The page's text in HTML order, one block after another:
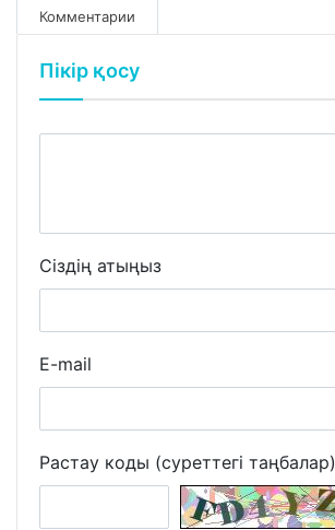
Комментарии
Пікір қосу
Сіздің атыңыз
E-mail
Растау коды (суреттегі таңбалар)